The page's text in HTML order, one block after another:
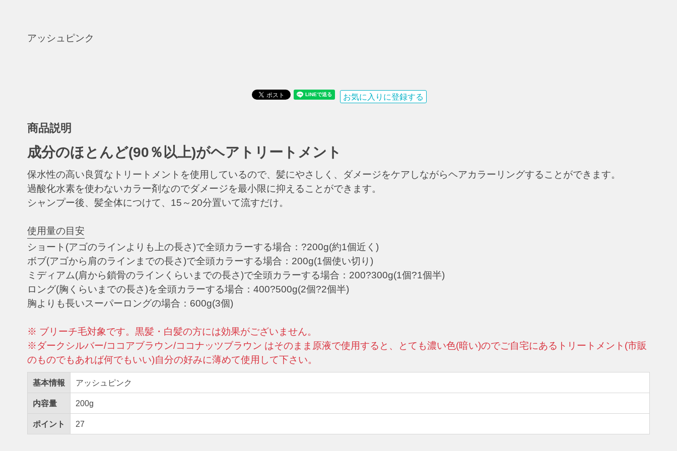
アッシュピンク
基本情報 アッシュピンク
内容量 200g
ポイント 27
お気に入りに登録する
商品説明
成分のほとんど(90％以上)がヘアトリートメント
保水性の高い良質なトリートメントを使用しているので、髪にやさしく、ダメージをケアしながらヘアカラーリングすることができます。
過酸化水素を使わないカラー剤なのでダメージを最小限に抑えることができます。
シャンプー後、髪全体につけて、15～20分置いて流すだけ。
使用量の目安
ショート(アゴのラインよりも上の長さ)で全頭カラーする場合：?200g(約1個近く)
ボブ(アゴから肩のラインまでの長さ)で全頭カラーする場合：200g(1個使い切り)
ミディアム(肩から鎖骨のラインくらいまでの長さ)で全頭カラーする場合：200?300g(1個?1個半)
ロング(胸くらいまでの長さ)を全頭カラーする場合：400?500g(2個?2個半)
胸よりも長いスーパーロングの場合：600g(3個)
※ ブリーチ毛対象です。黒髪・白髪の方には効果がございません。
※ダークシルバー/ココアブラウン/ココナッツブラウン はそのまま原液で使用すると、とても濃い色(暗い)のでご自宅にあるトリートメント(市販
のものでもあれば何でもいい)自分の好みに薄めて使用して下さい。